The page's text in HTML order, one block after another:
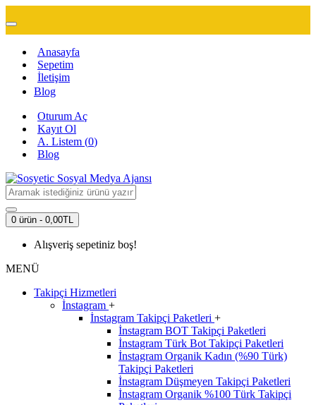
Anasayfa
Sepetim
İletişim
Blog
Oturum Aç
Kayıt Ol
A. Listem (0)
Blog
0 ürün - 0,00TL
Alışveriş sepetiniz boş!
MENÜ
Takipçi Hizmetleri
İnstagram +
İnstagram Takipçi Paketleri +
İnstagram BOT Takipçi Paketleri
İnstagram Türk Bot Takipçi Paketleri
İnstagram Organik Kadın (%90 Türk)
Takipçi Paketleri
İnstagram Düşmeyen Takipçi Paketleri
İnstagram Organik %100 Türk Takipçi